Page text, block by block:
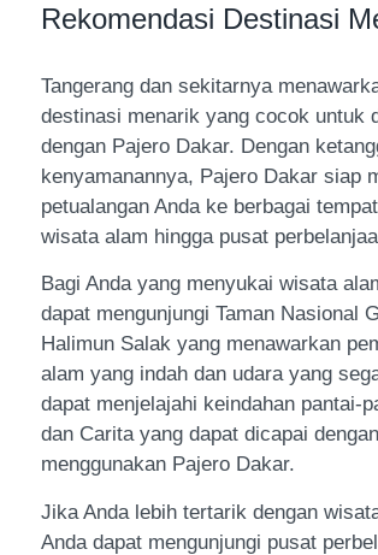
Rekomendasi Destinasi
Tangerang dan sekitarnya
destinasi menarik yang cocok untuk
dengan Pajero Dakar. Dengan
kenyamanannya, Pajero Dakar siap
petualangan Anda ke berbagai
wisata alam hingga pusat
Bagi Anda yang menyukai wisata
dapat mengunjungi Taman Nasional
Halimun Salak yang menawarkan
alam yang indah dan udara yang
dapat menjelajahi keindahan pantai-
dan Carita yang dapat dicapai
menggunakan Pajero Dakar.
Jika Anda lebih tertarik dengan
Anda dapat mengunjungi pusat